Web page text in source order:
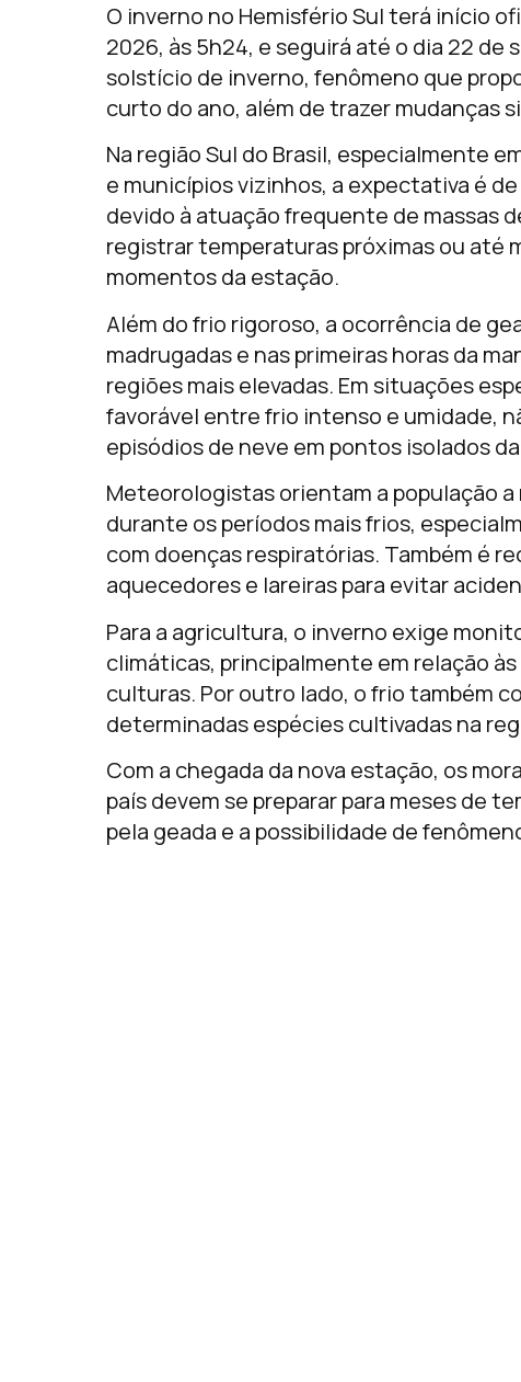
O inverno no Hemisfério Sul terá início
2026, às 5h24, e seguirá até o dia 22 de
solstício de inverno, fenômeno que
curto do ano, além de trazer mudanças
Na região Sul do Brasil, especialmente
e municípios vizinhos, a expectativa é
devido à atuação frequente de massas
registrar temperaturas próximas ou até
momentos da estação.
Além do frio rigoroso, a ocorrência de
madrugadas e nas primeiras horas da
regiões mais elevadas. Em situações
favorável entre frio intenso e umidade,
episódios de neve em pontos isolados
Meteorologistas orientam a população
durante os períodos mais frios,
com doenças respiratórias. Também é
aquecedores e lareiras para evitar
Para a agricultura, o inverno exige
climáticas, principalmente em relação
culturas. Por outro lado, o frio também
determinadas espécies cultivadas na
Com a chegada da nova estação, os
país devem se preparar para meses de
pela geada e a possibilidade de